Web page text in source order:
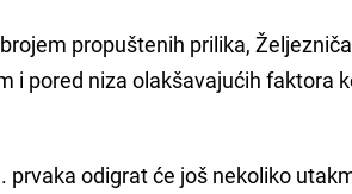
propuštenih prilika,
i pored niza olakšavajućih faktora
odigrat će još nekoliko